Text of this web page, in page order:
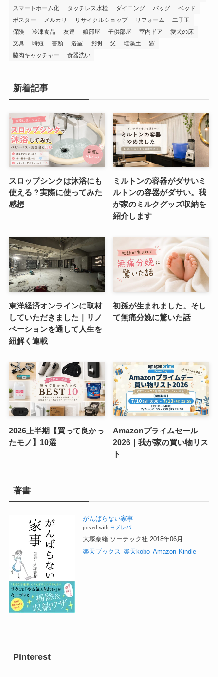
スマートホーム化
タッチレス水栓 ダイニング バッグ
ベッド
ポスター
メルカリ リサイクルショップ リフォーム
二子玉
保険
冷凍食品 友達 娘部屋 子供部屋 室内ドア
愛犬の床
文具
時短 書類 浴室 照明 父 珪藻土
窓
脇肉キャッチャー
食器洗い
新着記事
スロップシンクは沐浴にも
使える？実際に使ってみた
感想
ミルトンの容器がダサいミ
ルトンの容器がダサい。我
が家のミルクグッズ収納を
紹介します
東洋経済オンラインに取材
していただきました｜リノ
ベーションを通して人生を
紐解く連載
初孫が生まれました。そし
て無痛分娩に驚いた話
2026上半期【買って良かっ
たモノ】10選
Amazonプライムセール
2026｜我が家の買い物リス
ト
著書
がんばらない家事
posted with ヨメレバ
大塚奈緒 ソーテック社 2018年06月
楽天ブックス 楽天kobo Amazon Kindle
Pinterest